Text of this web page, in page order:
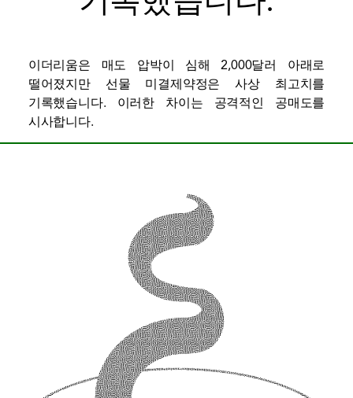
이더리움은 매도 압박이 심해 2,000달러 아래로
떨어졌지만 선물 미결제약정은 사상 최고치를
기록했습니다. 이러한 차이는 공격적인 공매도를
시사합니다.